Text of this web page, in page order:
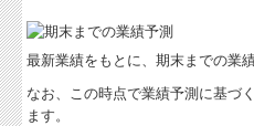
最新業績をもとに、期末までの業
なお、この時点で業績予測に基づ
ます。